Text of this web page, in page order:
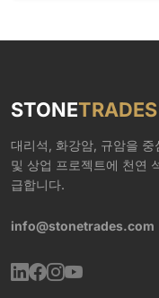
STONETRADES
대리석, 화강암, 규암을
및 상업 프로젝트에 천연
급합니다.
info@stonetrades.com